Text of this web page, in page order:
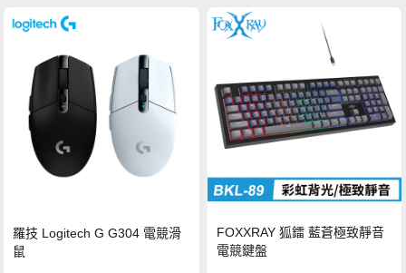
羅技 Logitech G G304 電競滑
鼠
FOXXRAY 狐鐳 藍蒼極致靜音
電競鍵盤